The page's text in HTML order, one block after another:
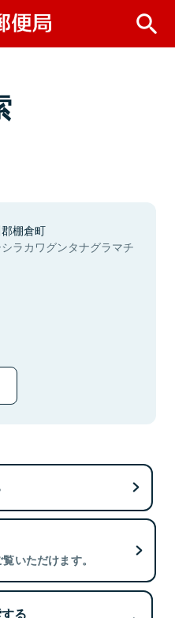
棚倉町
ラカワグンタナグラマチ
いただけます。
る